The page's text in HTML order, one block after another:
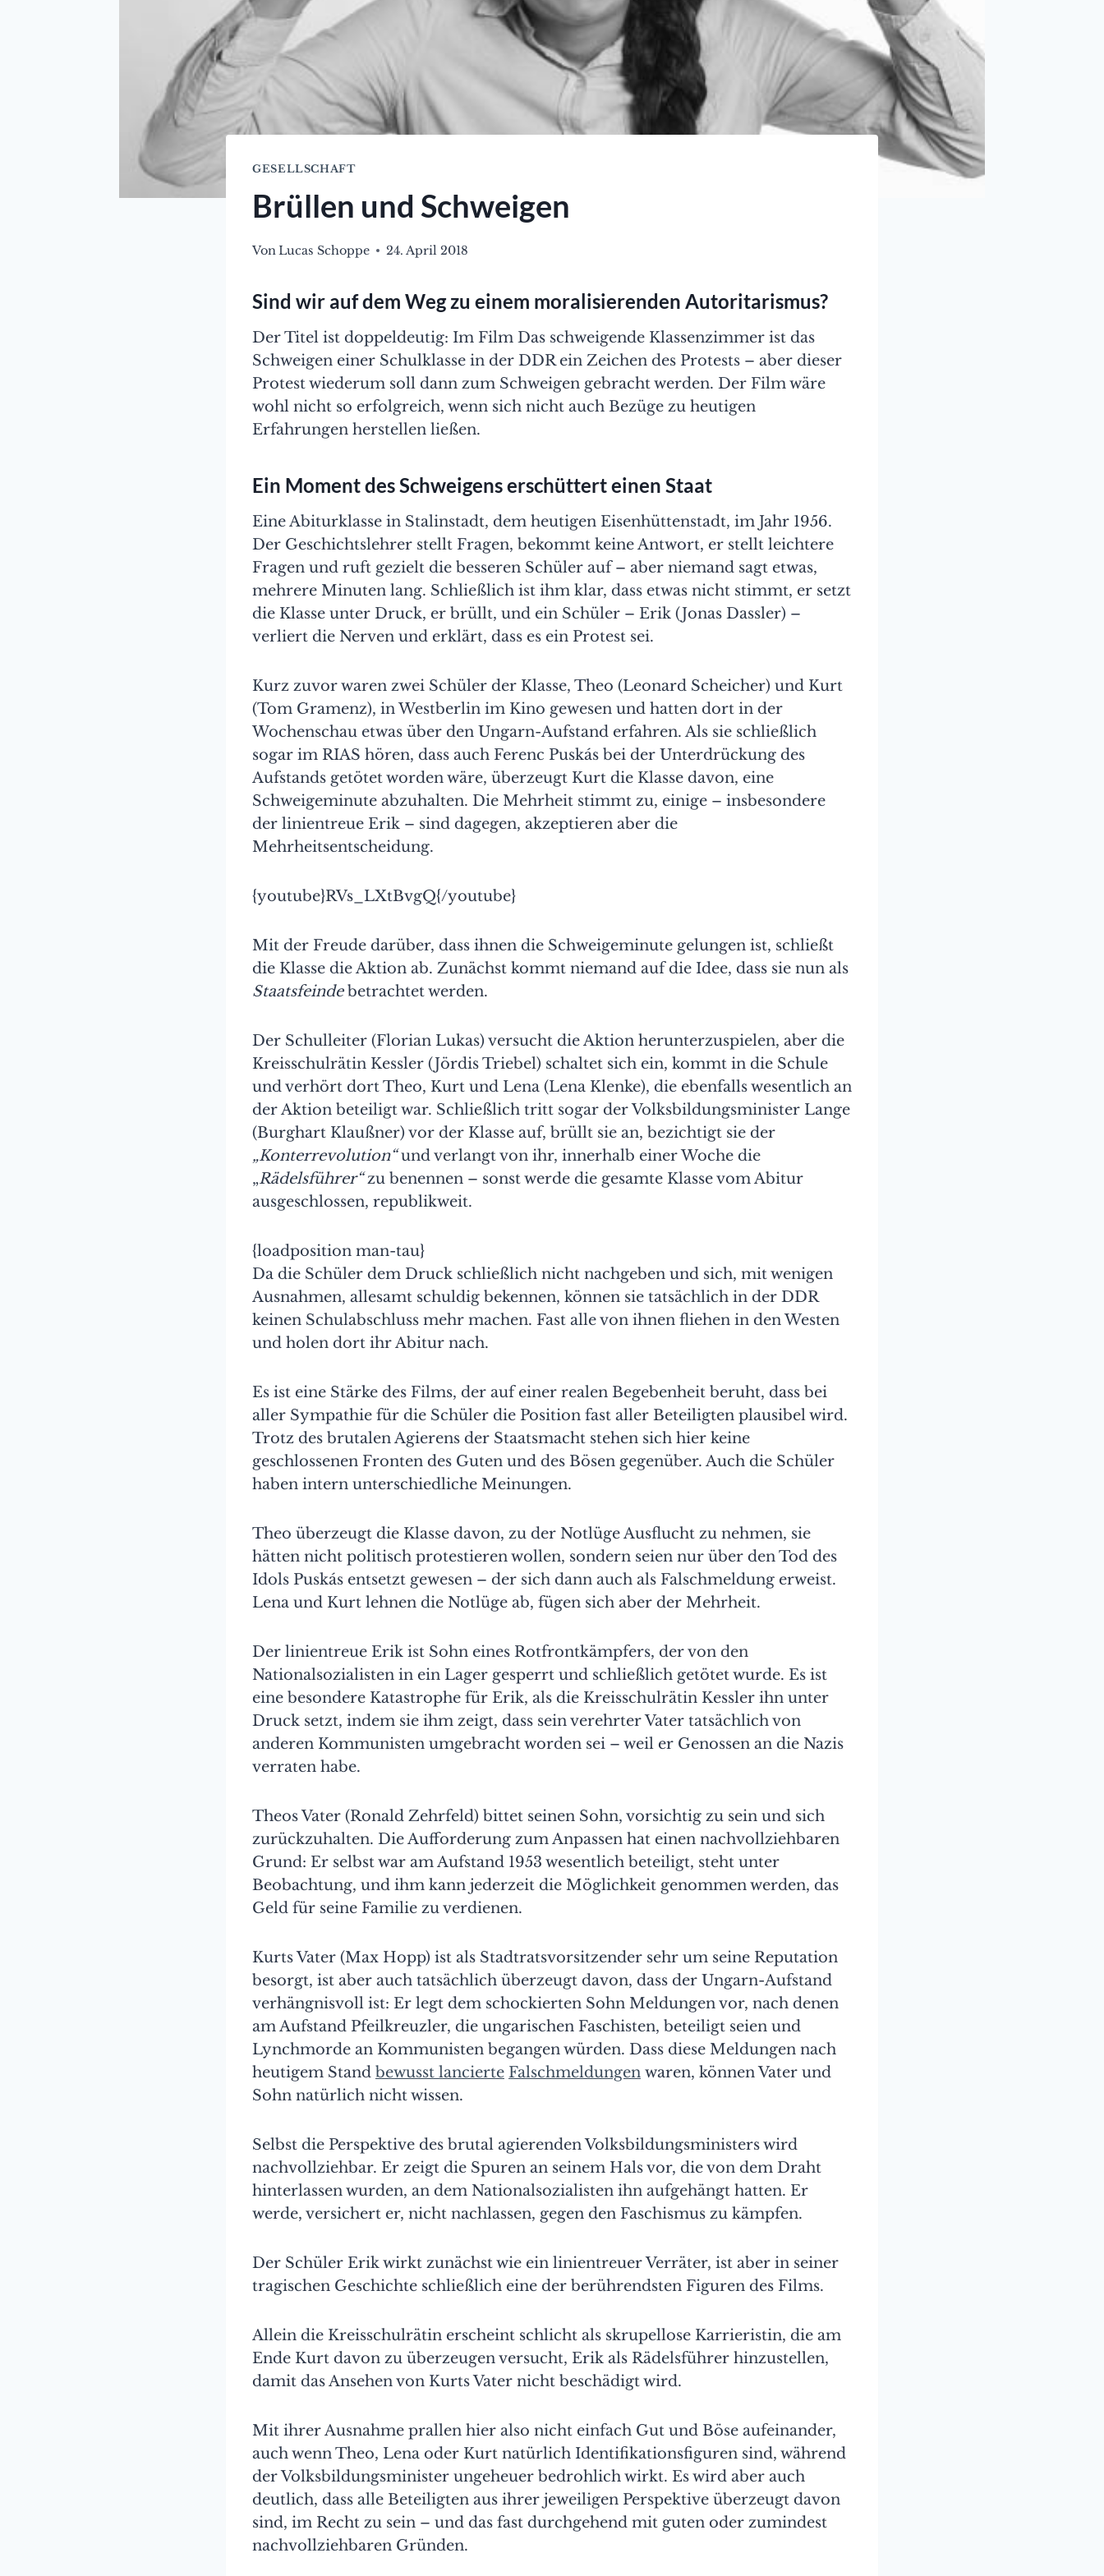
GESELLSCHAFT
Brüllen und Schweigen
VonLucas Schoppe 24. April 2018
Sind wir auf dem Weg zu einem moralisierenden Autoritarismus?
Der Titel ist doppeldeutig: Im Film Das schweigende Klassenzimmer ist das
Schweigen einer Schulklasse in der DDR ein Zeichen des Protests – aber dieser
Protest wiederum soll dann zum Schweigen gebracht werden. Der Film wäre
wohl nicht so erfolgreich, wenn sich nicht auch Bezüge zu heutigen
Erfahrungen herstellen ließen.
Ein Moment des Schweigens erschüttert einen Staat
Eine Abiturklasse in Stalinstadt, dem heutigen Eisenhüttenstadt, im Jahr 1956.
Der Geschichtslehrer stellt Fragen, bekommt keine Antwort, er stellt leichtere
Fragen und ruft gezielt die besseren Schüler auf – aber niemand sagt etwas,
mehrere Minuten lang. Schließlich ist ihm klar, dass etwas nicht stimmt, er setzt
die Klasse unter Druck, er brüllt, und ein Schüler – Erik (Jonas Dassler) –
verliert die Nerven und erklärt, dass es ein Protest sei.
Kurz zuvor waren zwei Schüler der Klasse, Theo (Leonard Scheicher) und Kurt
(Tom Gramenz), in Westberlin im Kino gewesen und hatten dort in der
Wochenschau etwas über den Ungarn-Aufstand erfahren. Als sie schließlich
sogar im RIAS hören, dass auch Ferenc Puskás bei der Unterdrückung des
Aufstands getötet worden wäre, überzeugt Kurt die Klasse davon, eine
Schweigeminute abzuhalten. Die Mehrheit stimmt zu, einige – insbesondere
der linientreue Erik – sind dagegen, akzeptieren aber die
Mehrheitsentscheidung.
{youtube}RVs_LXtBvgQ{/youtube}
Mit der Freude darüber, dass ihnen die Schweigeminute gelungen ist, schließt
die Klasse die Aktion ab. Zunächst kommt niemand auf die Idee, dass sie nun als
Staatsfeindebetrachtet werden.
Der Schulleiter (Florian Lukas) versucht die Aktion herunterzuspielen, aber die
Kreisschulrätin Kessler (Jördis Triebel) schaltet sich ein, kommt in die Schule
und verhört dort Theo, Kurt und Lena (Lena Klenke), die ebenfalls wesentlich an
der Aktion beteiligt war. Schließlich tritt sogar der Volksbildungsminister Lange
(Burghart Klaußner) vor der Klasse auf, brüllt sie an, bezichtigt sie der
„Konterrevolution“und verlangt von ihr, innerhalb einer Woche die
„Rädelsführer“zu benennen – sonst werde die gesamte Klasse vom Abitur
ausgeschlossen, republikweit.
{loadposition man-tau}
Da die Schüler dem Druck schließlich nicht nachgeben und sich, mit wenigen
Ausnahmen, allesamt schuldig bekennen, können sie tatsächlich in der DDR
keinen Schulabschluss mehr machen. Fast alle von ihnen fliehen in den Westen
und holen dort ihr Abitur nach.
Es ist eine Stärke des Films, der auf einer realen Begebenheit beruht, dass bei
aller Sympathie für die Schüler die Position fast aller Beteiligten plausibel wird.
Trotz des brutalen Agierens der Staatsmacht stehen sich hier keine
geschlossenen Fronten des Guten und des Bösen gegenüber. Auch die Schüler
haben intern unterschiedliche Meinungen.
Theo überzeugt die Klasse davon, zu der Notlüge Ausflucht zu nehmen, sie
hätten nicht politisch protestieren wollen, sondern seien nur über den Tod des
Idols Puskás entsetzt gewesen – der sich dann auch als Falschmeldung erweist.
Lena und Kurt lehnen die Notlüge ab, fügen sich aber der Mehrheit.
Der linientreue Erik ist Sohn eines Rotfrontkämpfers, der von den
Nationalsozialisten in ein Lager gesperrt und schließlich getötet wurde. Es ist
eine besondere Katastrophe für Erik, als die Kreisschulrätin Kessler ihn unter
Druck setzt, indem sie ihm zeigt, dass sein verehrter Vater tatsächlich von
anderen Kommunisten umgebracht worden sei – weil er Genossen an die Nazis
verraten habe.
Theos Vater (Ronald Zehrfeld) bittet seinen Sohn, vorsichtig zu sein und sich
zurückzuhalten. Die Aufforderung zum Anpassen hat einen nachvollziehbaren
Grund: Er selbst war am Aufstand 1953 wesentlich beteiligt, steht unter
Beobachtung, und ihm kann jederzeit die Möglichkeit genommen werden, das
Geld für seine Familie zu verdienen.
Kurts Vater (Max Hopp) ist als Stadtratsvorsitzender sehr um seine Reputation
besorgt, ist aber auch tatsächlich überzeugt davon, dass der Ungarn-Aufstand
verhängnisvoll ist: Er legt dem schockierten Sohn Meldungen vor, nach denen
am Aufstand Pfeilkreuzler, die ungarischen Faschisten, beteiligt seien und
Lynchmorde an Kommunisten begangen würden. Dass diese Meldungen nach
heutigem Stand bewusst lancierte Falschmeldungen waren, können Vater und
Sohn natürlich nicht wissen.
Selbst die Perspektive des brutal agierenden Volksbildungsministers wird
nachvollziehbar. Er zeigt die Spuren an seinem Hals vor, die von dem Draht
hinterlassen wurden, an dem Nationalsozialisten ihn aufgehängt hatten. Er
werde, versichert er, nicht nachlassen, gegen den Faschismus zu kämpfen.
Der Schüler Erik wirkt zunächst wie ein linientreuer Verräter, ist aber in seiner
tragischen Geschichte schließlich eine der berührendsten Figuren des Films.
Allein die Kreisschulrätin erscheint schlicht als skrupellose Karrieristin, die am
Ende Kurt davon zu überzeugen versucht, Erik als Rädelsführer hinzustellen,
damit das Ansehen von Kurts Vater nicht beschädigt wird.
Mit ihrer Ausnahme prallen hier also nicht einfach Gut und Böse aufeinander,
auch wenn Theo, Lena oder Kurt natürlich Identifikationsfiguren sind, während
der Volksbildungsminister ungeheuer bedrohlich wirkt. Es wird aber auch
deutlich, dass alle Beteiligten aus ihrer jeweiligen Perspektive überzeugt davon
sind, im Recht zu sein – und das fast durchgehend mit guten oder zumindest
nachvollziehbaren Gründen.